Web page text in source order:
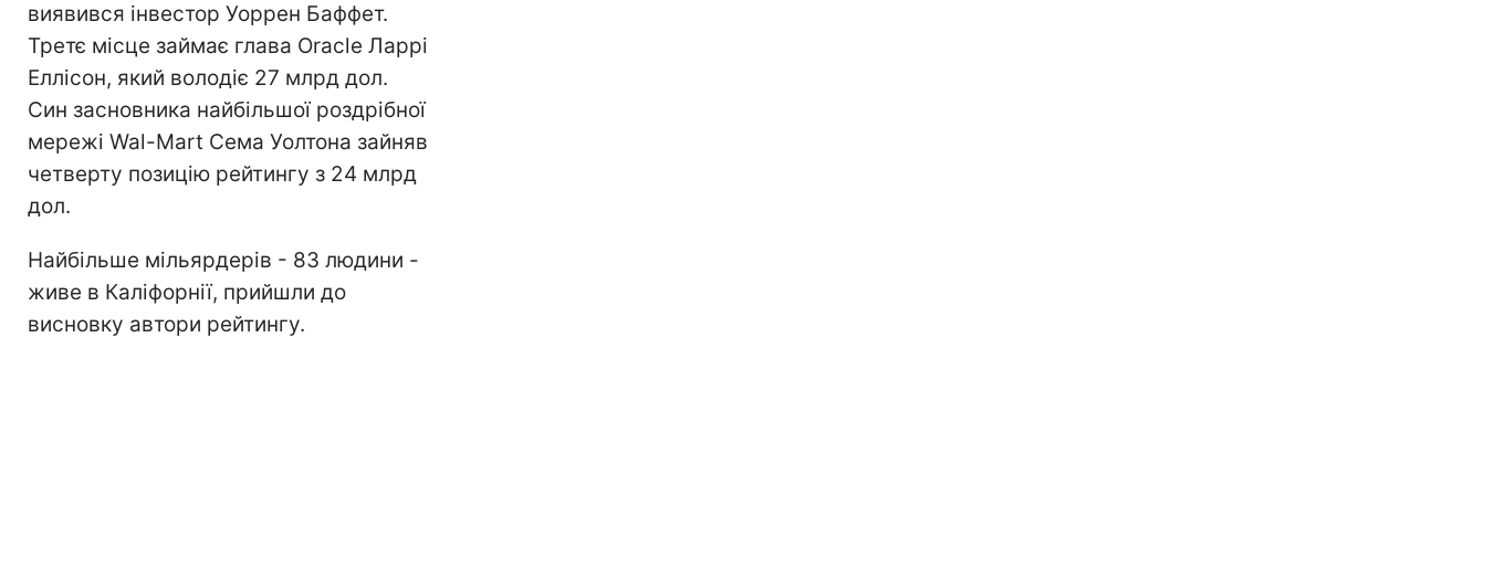
виявився інвестор Уоррен Баффет.
Третє місце займає глава Oracle Ларрі
Еллісон, який володіє 27 млрд дол.
Син засновника найбільшої роздрібної
мережі Wal-Mart Сема Уолтона зайняв
четверту позицію рейтингу з 24 млрд
дол.
Найбільше мільярдерів - 83 людини -
живе в Каліфорнії, прийшли до
висновку автори рейтингу.